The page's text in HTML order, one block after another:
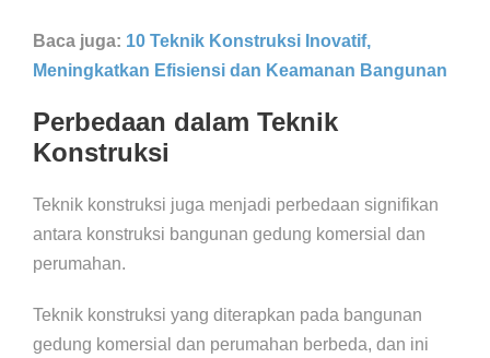
Baca juga: 10 Teknik Konstruksi Inovatif,
Meningkatkan Efisiensi dan Keamanan Bangunan
Perbedaan dalam Teknik
Konstruksi
Teknik konstruksi juga menjadi perbedaan signifikan
antara konstruksi bangunan gedung komersial dan
perumahan.
Teknik konstruksi yang diterapkan pada bangunan
gedung komersial dan perumahan berbeda, dan ini